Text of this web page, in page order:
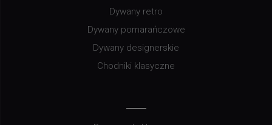
Dywany retro
Dywany pomarańczowe
Dywany designerskie
Chodniki klasyczne